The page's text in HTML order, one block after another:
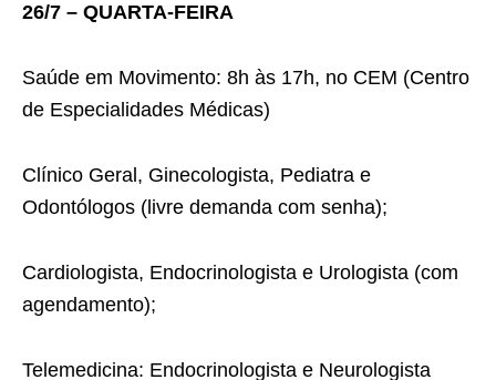
26/7 – QUARTA-FEIRA
Saúde em Movimento: 8h às 17h, no CEM (Centro
de Especialidades Médicas)
Clínico Geral, Ginecologista, Pediatra e
Odontólogos (livre demanda com senha);
Cardiologista, Endocrinologista e Urologista (com
agendamento);
Telemedicina: Endocrinologista e Neurologista